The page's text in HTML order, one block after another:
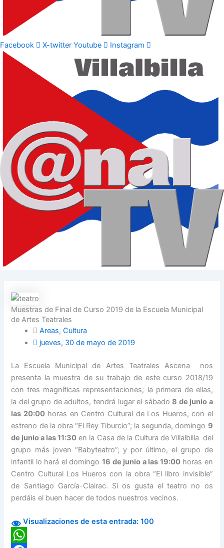
Facebook X-twitter Youtube Instagram
Muestras de Final de Curso 2019 de la Escuela Municipal
de Artes Teatrales
Areas,Cultura
jueves, 30 de mayo de 2019
La Escuela Municipal de Artes Teatrales Ascena nos
presenta la muestra de su trabajo de este curso 2018/19
con tres magníficas representaciones; la primera de ellas,
la del grupo de adultos, tendrá lugar el sábado8 de junio a
las 20:00horas en Centro Cultural de Los Hueros, con el
estreno de la obra “El Rey Tiburcio”; la segunda, domingo 9
de junio a las 11:30 en la Casa de la Cultura de Villalbilla del
grupo más joven “Babyteatro”; y por último, el grupo de
infantil lo hará el domingo 16 de junio a las 19:00horas en
Centro Cultural Los Hueros con la obra “El libro invisible”
de Santiago García-Clairac. Si os gusta el teatro no os
perdáis el buen hacer de todos nuestros vecinos.
Visualizaciones de esta entrada: 100